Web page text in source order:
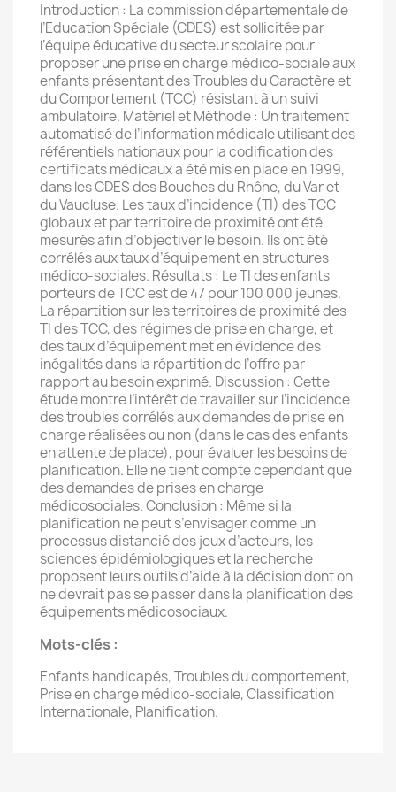
Introduction : La commission départementale de
l’Education Spéciale (CDES) est sollicitée par
l’équipe éducative du secteur scolaire pour
proposer une prise en charge médico-sociale aux
enfants présentant des Troubles du Caractère et
du Comportement (TCC) résistant à un suivi
ambulatoire. Matériel et Méthode : Un traitement
automatisé de l’information médicale utilisant des
référentiels nationaux pour la codification des
certificats médicaux a été mis en place en 1999,
dans les CDES des Bouches du Rhône, du Var et
du Vaucluse. Les taux d’incidence (TI) des TCC
globaux et par territoire de proximité ont été
mesurés afin d’objectiver le besoin. Ils ont été
corrélés aux taux d’équipement en structures
médico-sociales. Résultats : Le TI des enfants
porteurs de TCC est de 47 pour 100 000 jeunes.
La répartition sur les territoires de proximité des
TI des TCC, des régimes de prise en charge, et
des taux d’équipement met en évidence des
inégalités dans la répartition de l’offre par
rapport au besoin exprimé. Discussion : Cette
étude montre l’intérêt de travailler sur l’incidence
des troubles corrélés aux demandes de prise en
charge réalisées ou non (dans le cas des enfants
en attente de place), pour évaluer les besoins de
planification. Elle ne tient compte cependant que
des demandes de prises en charge
médicosociales. Conclusion : Même si la
planification ne peut s’envisager comme un
processus distancié des jeux d’acteurs, les
sciences épidémiologiques et la recherche
proposent leurs outils d’aide à la décision dont on
ne devrait pas se passer dans la planification des
équipements médicosociaux.
Mots-clés :
Enfants handicapés, Troubles du comportement,
Prise en charge médico-sociale, Classification
Internationale, Planification.